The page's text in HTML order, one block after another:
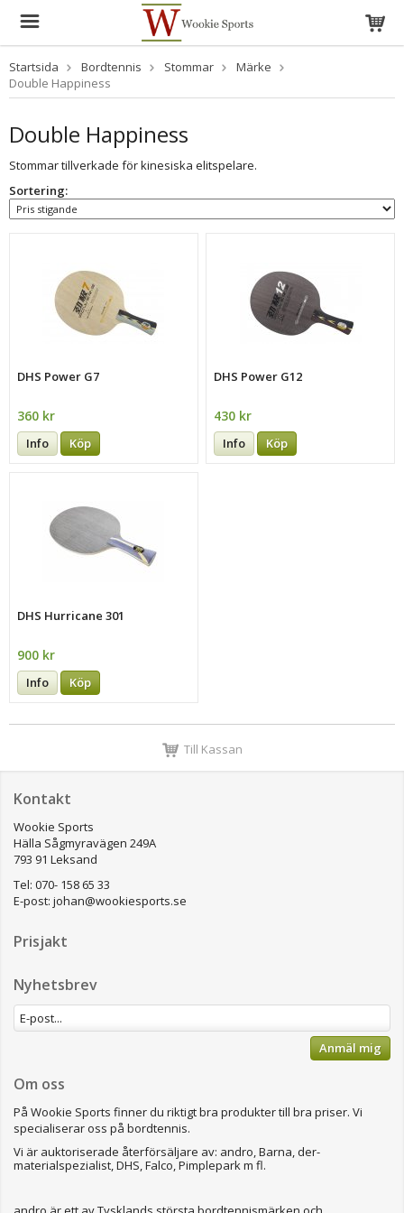
Startsida Bordtennis Stommar
Märke
Double Happiness
Double Happiness
Stommar tillverkade för kinesiska elitspelare.
Sortering:
DHS Power G7
360 kr
Info Köp
DHS Power G12
430 kr
Info Köp
DHS Hurricane 301
900 kr
Info Köp
Till Kassan
Kontakt
Wookie Sports
Hälla Sågmyravägen 249A
793 91 Leksand
Tel: 070- 158 65 33
E-post: johan@wookiesports.se
Prisjakt
Nyhetsbrev
Anmäl mig
Om oss
På Wookie Sports finner du riktigt bra produkter till bra priser. Vi
specialiserar oss på bordtennis.
Vi är auktoriserade återförsäljare av: andro, Barna, der-
materialspezialist, DHS, Falco, Pimplepark m fl.